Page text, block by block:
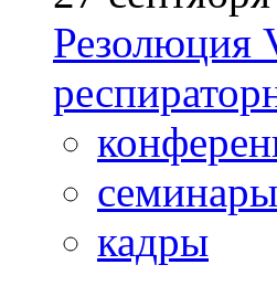
Резолюция
семинары
кадры